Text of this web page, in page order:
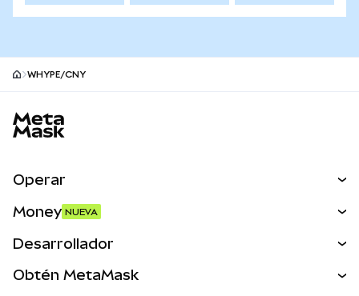
WHYPE/CNY
Operar
Activos del mundo real
Money NUEVA
Desarrollador
Obtén MetaMask